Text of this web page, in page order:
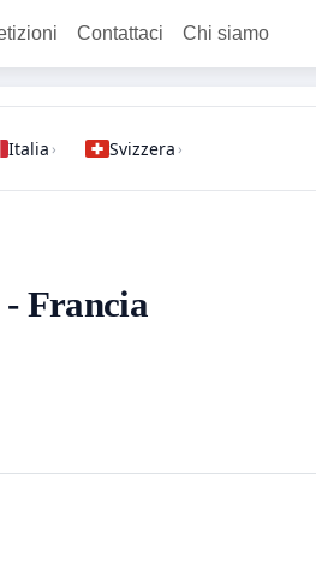
Contattaci Chi siamo
Italia › Svizzera ›
Francia